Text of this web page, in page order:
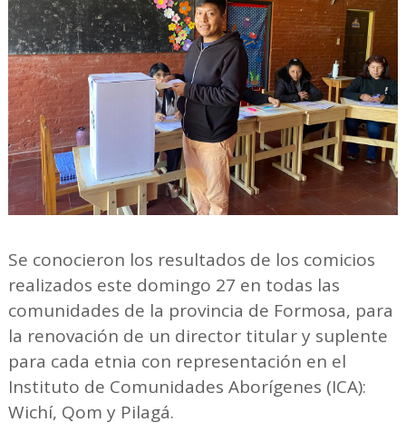
Se conocieron los resultados de los comicios
realizados este domingo 27 en todas las
comunidades de la provincia de Formosa, para
la renovación de un director titular y suplente
para cada etnia con representación en el
Instituto de Comunidades Aborígenes (ICA):
Wichí, Qom y Pilagá.